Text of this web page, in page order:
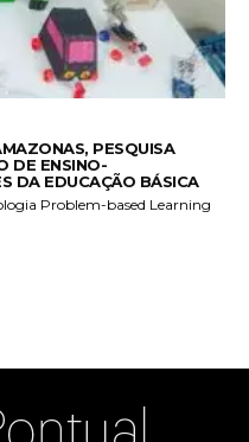
PESQUISA
DE ENSINO-
DA EDUCAÇÃO BÁSICA
Problem-based Learning